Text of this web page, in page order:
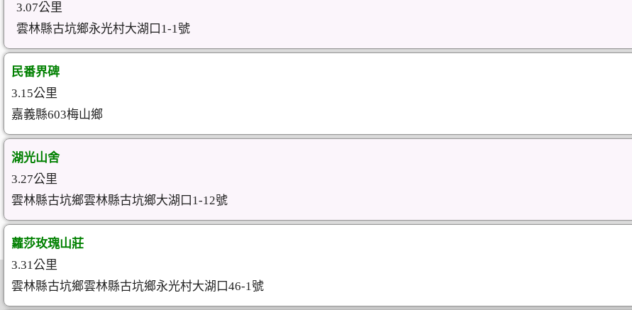
3.07公里
雲林縣古坑鄉永光村大湖口1-1號
民番界碑
3.15公里
嘉義縣603梅山鄉
湖光山舍
3.27公里
雲林縣古坑鄉雲林縣古坑鄉大湖口1-12號
蘿莎玫瑰山莊
3.31公里
雲林縣古坑鄉雲林縣古坑鄉永光村大湖口46-1號